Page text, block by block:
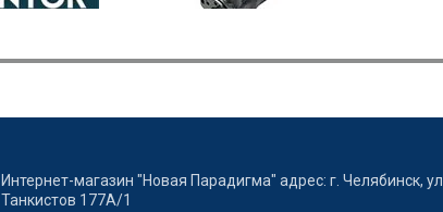
Интернет-магазин "Новая Парадигма" адрес: г. Челябинск, ул.
Танкистов 177А/1